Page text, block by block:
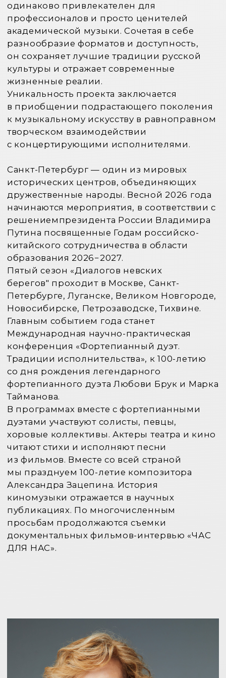
дружественные народы. Весной 2026 года
начинаются мероприятия, в соответствии с
решениемпрезидента России Владимира
Путина посвященные Годам российско-
китайского сотрудничества в области
образования 2026−2027.
берегов" проходит в Москве, Санкт-
Петербурге, Луганске, Великом Новгороде,
Новосибирске, Петрозаводске, Тихвине.
Главным событием года станет
Международная научно-практическая
конференция «Фортепианный дуэт.
Традиции исполнительства», к 100-летию
со дня рождения легендарного
фортепианного дуэта Любови Брук и Марка
дуэтами участвуют солисты, певцы,
хоровые коллективы. Актеры театра и кино
из фильмов. Вместе со всей страной
мы празднуем 100-летие композитора
Александра Зацепина. История
киномузыки отражается в научных
публикациях. По многочисленным
просьбам продолжаются съемки
документальных фильмов-интервью «ЧАС
ДЛЯ НАС».